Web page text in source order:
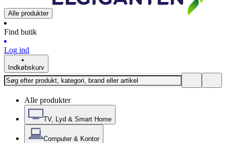
Alle produkter
Find butik
Log ind
Indkøbskurv
Alle produkter
TV, Lyd & Smart Home
Computer & Kontor